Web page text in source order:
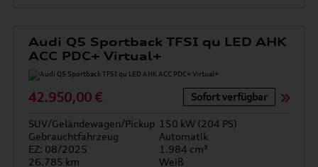
Audi Q5 Sportback TFSI qu LED AHK
ACC PDC+ Virtual+
42.950,00 € Sofort verfügbar
SUV/Geländewagen/Pickup 150 kW (204 PS)
Gebrauchtfahrzeug
Automatik
EZ: 08/2025
1.984 cm³
26.785 km
Weiß